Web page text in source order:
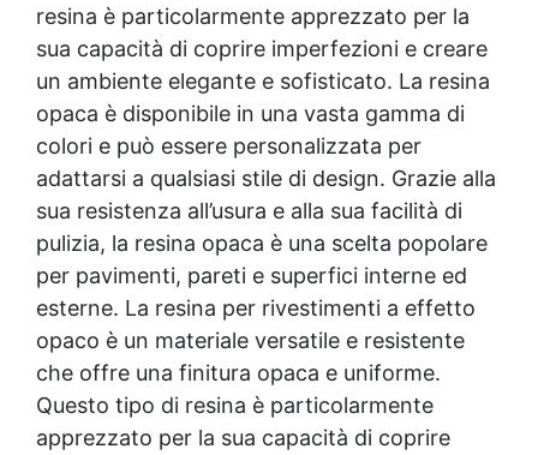
resina è particolarmente apprezzato per la
sua capacità di coprire imperfezioni e creare
un ambiente elegante e sofisticato. La resina
opaca è disponibile in una vasta gamma di
colori e può essere personalizzata per
adattarsi a qualsiasi stile di design. Grazie alla
sua resistenza all’usura e alla sua facilità di
pulizia, la resina opaca è una scelta popolare
per pavimenti, pareti e superfici interne ed
esterne. La resina per rivestimenti a effetto
opaco è un materiale versatile e resistente
che offre una finitura opaca e uniforme.
Questo tipo di resina è particolarmente
apprezzato per la sua capacità di coprire